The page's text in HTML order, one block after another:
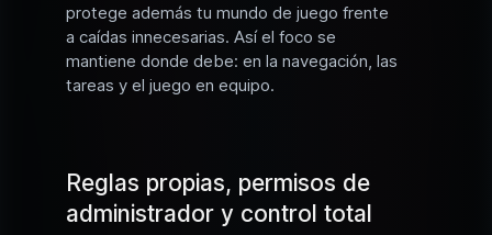
protege además tu mundo de juego frente
a caídas innecesarias. Así el foco se
mantiene donde debe: en la navegación, las
tareas y el juego en equipo.
Reglas propias, permisos de
administrador y control total